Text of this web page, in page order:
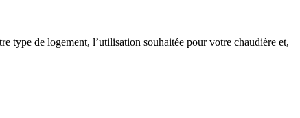
type de logement, l’utilisation souhaitée pour votre chaudière et,